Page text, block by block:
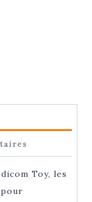
Toy, les